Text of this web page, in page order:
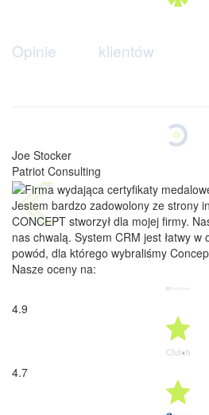
Opinie klientów
Joe Stocker
Patriot Consulting
Jestem bardzo zadowolony ze strony
CONCEPT stworzył dla mojej firmy.
nas chwalą. System CRM jest łatwy w
powód, dla którego wybraliśmy
Nasze oceny na:
4.9
4.7